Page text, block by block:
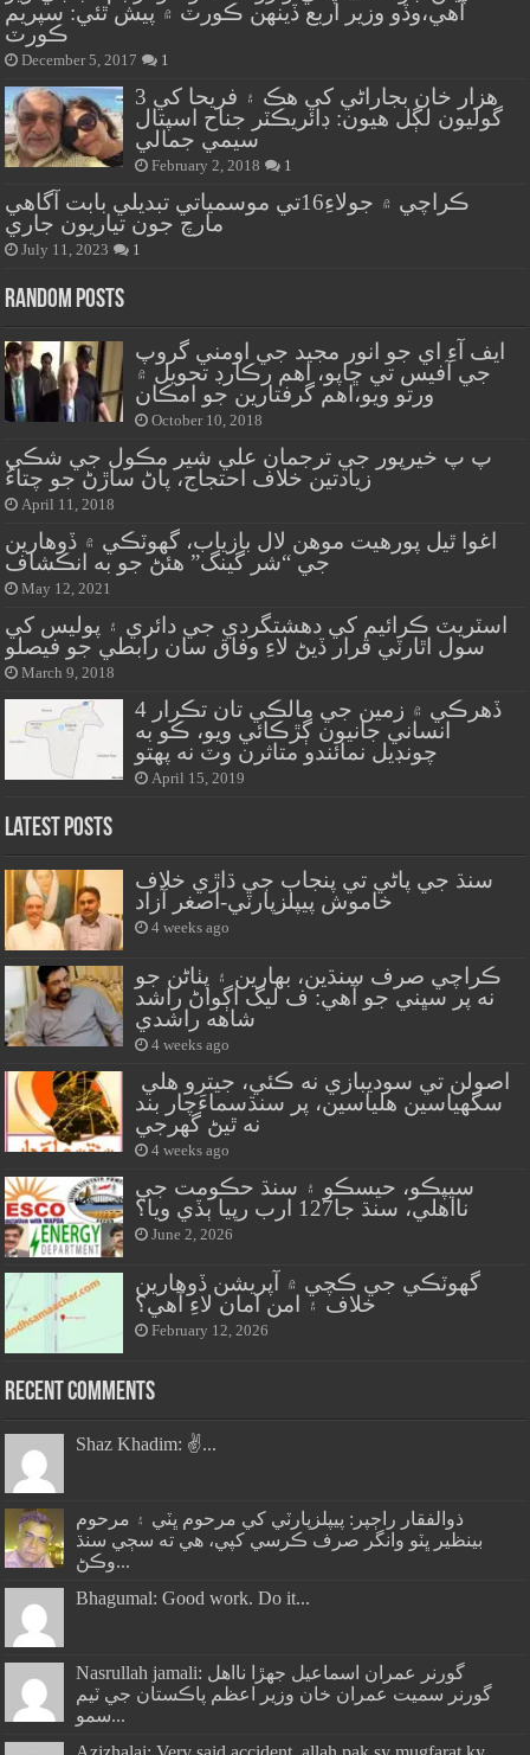
آهي،وڏو وزير اربع ڏينهن ڪورٽ ۾ پيش ٿئي: سپريم
ڪورٽ
December 5, 2017 1
هزار خان بجاراڻي کي هڪ ۽ فريحا کي 3
گوليون لڳل هيون: ڊائريڪٽر جناح اسپتال
سيمي جمالي
February 2, 2018 1
ڪراچي ۾ جولاءِ16تي موسمياتي تبديلي بابت آگاهي
مارچ جون تياريون جاري
July 11, 2023 1
Random Posts
ايف آءِ اي جو انور مجيد جي اومني گروپ
جي آفيس تي ڇاپو، اهم رڪارڊ تحويل ۾
ورتو ويو،اهم گرفتارين جو امڪان
October 10, 2018
پ پ خيرپور جي ترجمان علي شير مڪول جي شڪي
زيادتين خلاف احتجاج، پاڻ ساڙڻ جو چتاءُ
April 11, 2018
اغوا ٿيل پورهيت موهن لال بازياب، گهوٽڪي ۾ ڏوهارين
جي “شر گينگ” هئڻ جو به انڪشاف
May 12, 2021
اسٽريٽ ڪرائيم کي دهشتگردي جي دائري ۽ پوليس کي
سول اٿارٽي قرار ڏيڻ لاءِ وفاق سان رابطي جو فيصلو
March 9, 2018
ڏهرڪي ۾ زمين جي مالڪي تان تڪرار 4
انساني جانيون ڳڙڪائي ويو، ڪو به
چونڊيل نمائندو متاثرن وٽ نه پهتو
April 15, 2019
Latest Posts
سنڌ جي پاڻي تي پنجاب جي ڌاڙي خلاف
خاموش پيپلزپارٽي-اصغر آزاد
4 weeks ago
ڪراچي صرف سنڌين، بهارين ۽ پٺاڻن جو
نه پر سڀني جو آهي: ف ليگ اڳواڻ راشد
شاهه راشدي
4 weeks ago
سگهياسين هلياسين، پر سنڌسماءَچار بند
نه ٿيڻ گهرجي
4 weeks ago
سيپڪو، حيسڪو ۽ سنڌ حڪومت جي
نااهلي، سنڌ جا127 ارب رپيا ٻڏي ويا؟
June 2, 2026
گهوٽڪي جي ڪچي ۾ آپريشن ڏوهارين
خلاف ۽ امن امان لاءِ آهي؟
February 12, 2026
Recent Comments
Shaz Khadim: ✌️...
ذوالفقار راڄپر: پيپلزپارٽي کي مرحوم ڀٽي ۽ مرحوم
بينظير ڀٽو وانگر صرف ڪرسي کپي، هي ته سڄي سنڌ
وڪڻ...
Bhagumal: Good work. Do it...
Nasrullah jamali: گورنر عمران اسماعيل جھڙا نااهل
گورنر سميت عمران خان وزير اعظم پاڪستان جي ٽيم
سمو...